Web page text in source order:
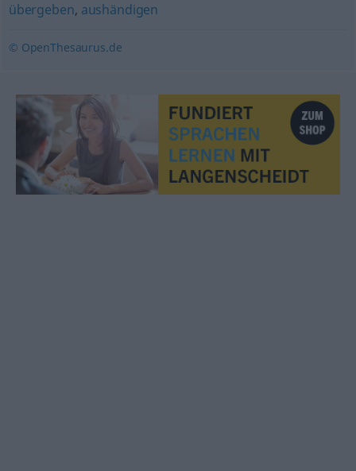
übergeben, aushändigen
© OpenThesaurus.de